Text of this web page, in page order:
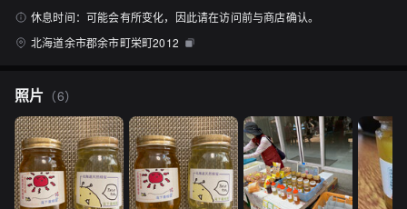
休息时间： 可能会有所变化，因此请在访问前与商店确认。
北海道余市郡余市町栄町2012
照片 （6）